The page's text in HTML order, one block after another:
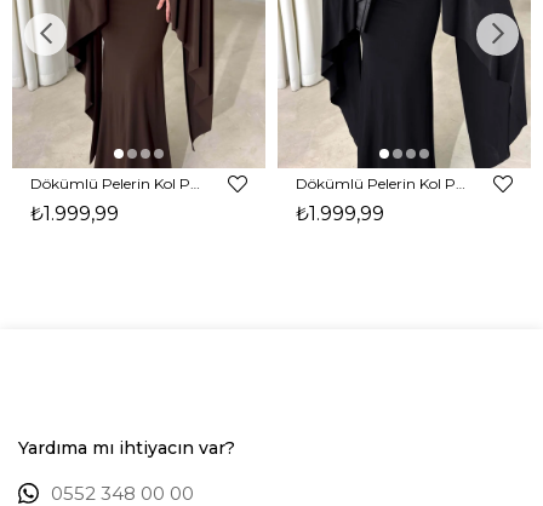
₺1.999,99 ₺1.999,99
Yardıma mı ihtiyacın var?
0552 348 00 00